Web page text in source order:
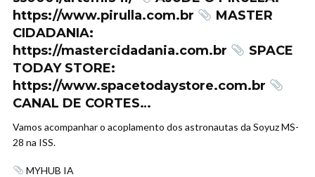
https://www.pirulla.com.br
MASTER
CIDADANIA:
https://mastercidadania.com.br
SPACE
TODAY STORE:
https://www.spacetodaystore.com.br
CANAL DE CORTES…
Vamos acompanhar o acoplamento dos astronautas da Soyuz MS-
28 na ISS.
MYHUB IA